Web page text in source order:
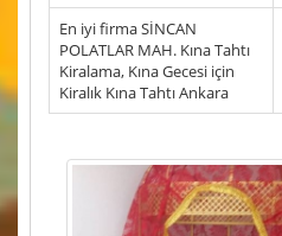
En iyi firma SİNCAN
POLATLAR MAH. Kına Tahtı
Kiralama, Kına Gecesi için
Kiralık Kına Tahtı Ankara